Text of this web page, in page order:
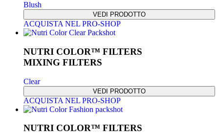
Blush
VEDI PRODOTTO
ACQUISTA NEL PRO-SHOP
NUTRI COLOR™ FILTERS
MIXING FILTERS
Clear
VEDI PRODOTTO
ACQUISTA NEL PRO-SHOP
NUTRI COLOR™ FILTERS